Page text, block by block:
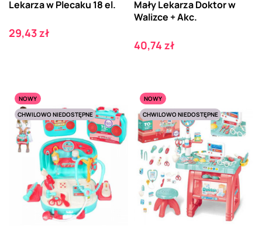
Lekarza w Plecaku 18 el.
Cena
29,43 zł
Mały Lekarza Doktor w
Walizce + Akc.
Cena
40,74 zł
NOWY
CHWILOWO NIEDOSTĘPNE
NOWY
CHWILOWO NIEDOSTĘPNE